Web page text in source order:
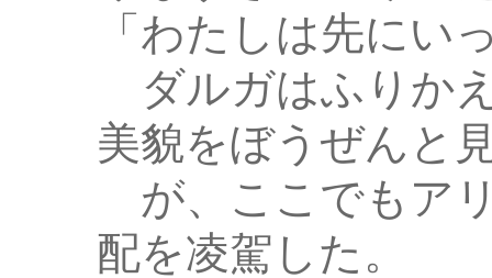
「わたしは先にい
ダルガはふりか
美貌をぼうぜんと
が、ここでもア
配を凌駕した。